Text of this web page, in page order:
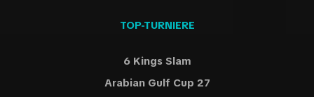
TOP-TURNIERE
6 Kings Slam
Arabian Gulf Cup 27